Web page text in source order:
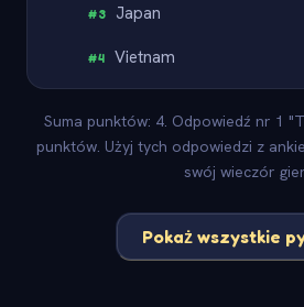
#3 Japan
#4 Vietnam
Suma punktów: 4. Odpowiedź nr 1
punktów. Użyj tych odpowiedzi z
swój wieczór
Pokaż wszystkie